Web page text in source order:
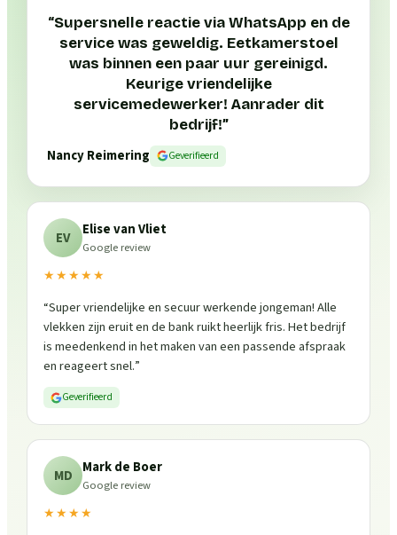
“Supersnelle reactie via WhatsApp en de
service was geweldig. Eetkamerstoel
was binnen een paar uur gereinigd.
Keurige vriendelijke
servicemedewerker! Aanrader dit
bedrijf!”
Nancy Reimering
Geverifieerd
EV Elise van Vliet
Google review
★★★★★
“Super vriendelijke en secuur werkende jongeman! Alle
vlekken zijn eruit en de bank ruikt heerlijk fris. Het bedrijf
is meedenkend in het maken van een passende afspraak
en reageert snel.”
Geverifieerd
MD Mark de Boer
Google review
★★★★